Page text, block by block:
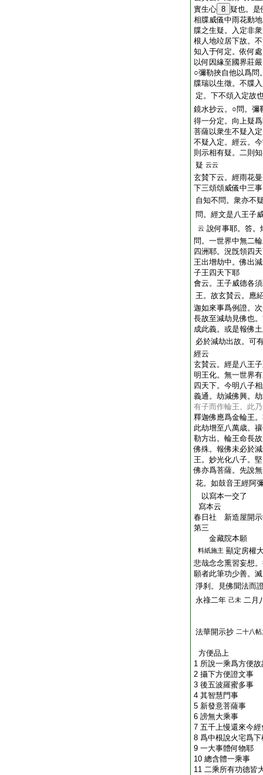
實生心 8 疑也。
相牒威儀中雨花動
牒之生疑。入定非
根人地竝居下故。
知入于何定。依何
以何因緣至國界莊
○彌勒挾自他以爲問
牒瑞以生徵。不牒
定。下不頌入定故
鏡水抄云。○問。彌
得一分定。向上疑
菩薩以衆生不疑入
不疑入定。經云。
則示相有疑。二則
疑 云云
玄賛下云。經雨花
下三頌頌威儀中三
自知不問。衆亦不
問。經文是八王子
云 說何事耶。答。
問。一世界中無二
四洲耶。況旣領四
王出增劫中。佛出
子王四天下耶
會云。王子威德各
王。故玄賛云。應
迦如來事爲例證。
長故至減劫見佛也
成此義。或是報佛
必於減劫出故。可
經云
玄賛云。經是八王
明王化。無一世界
四天下。今明八子
義通。劫減佛興。
有子而作輪王。此
釋迦佛應爲金輪王
此劫增至八萬歳。
勒方出。輪王命長
佛殊。報佛未必於
王。妙光化八子。
佛亦爲菩薩。先說
花。如鼓音王經阿
以寫本一交了
寫本云
春日社 新造屋開示
第三
金藏院本願
料紙施主 顯定房權
悲哉念念熏習妄想
願者此筆功少善。
淨刹。見佛聞法而
永祿二年 己未 二月
法華開示抄 二十八
方便品上
1 所說一乘爲方便
2 攝下方便證文事
3 後五波羅蜜多事
4 其智慧門事
5 新發意菩薩事
6 謗無大乘事
7 五千上慢還來今經
8 爲中根說火宅爲
9 一大事體何物耶
10 總含體一乘事
11 二乘所有功德皆